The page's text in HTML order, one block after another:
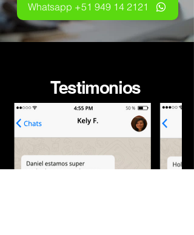
Whatsapp +51 949 14 2121
Testimonios